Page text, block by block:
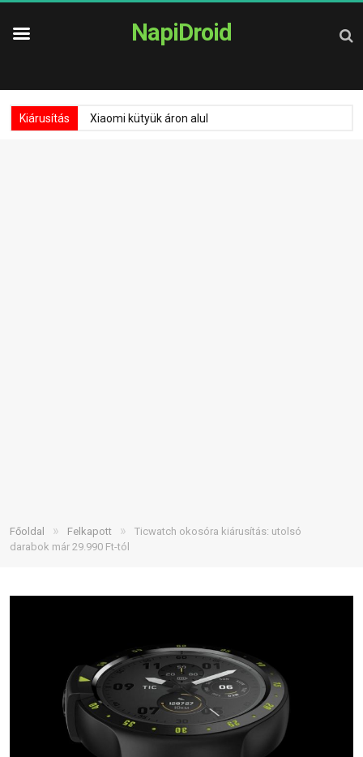
NapiDroid
Kiárusítás Xiaomi kütyük áron alul
Főoldal » Felkapott »
Ticwatch okosóra kiárusítás: utolsó
darabok már 29.990 Ft-tól